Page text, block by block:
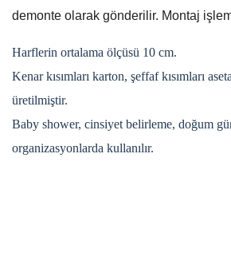
demonte olarak gönderilir. Montaj
Harflerin ortalama ölçüsü 10 cm.
Kenar kısımları karton, şeffaf kısımları
üretilmiştir.
Baby shower, cinsiyet belirleme, doğum
organizasyonlarda kullanılır.